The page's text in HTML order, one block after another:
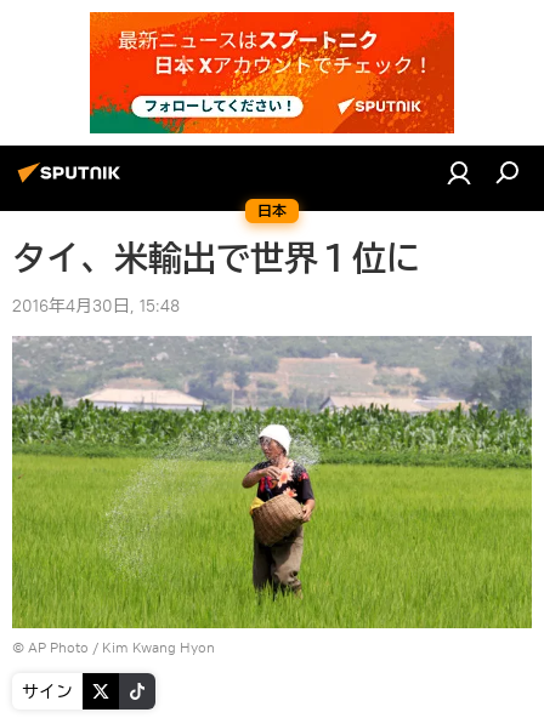
日本
タイ、米輸出で世界１位に
2016年4月30日, 15:48
© AP Photo / Kim Kwang Hyon
サイン